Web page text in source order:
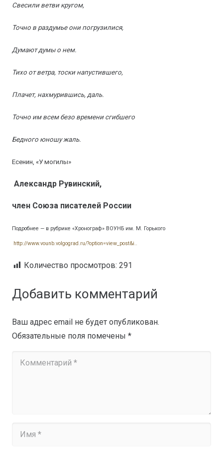
Свесили ветви кругом,
Точно в раздумье они погрузилися,
Думают думы о нем.
Тихо от ветра, тоски напустившего,
Плачет, нахмурившись, даль.
Точно им всем безо времени сгибшего
Бедного юношу жаль.
Есенин, «У могилы»
Александр Рувинский,
член Союза писателей России
Подробнее — в рубрике «Хронограф» ВОУНБ им. М. Горького
http://www.vounb.volgograd.ru/?option=view_post&i..
Количество просмотров: 291
Добавить комментарий
Ваш адрес email не будет опубликован.
Обязательные поля помечены *